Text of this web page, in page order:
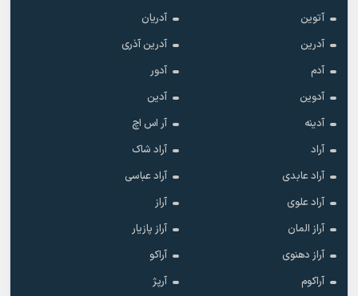
آتوین
آدریان
آدرین
آدرین آذری
آدم
آدور
آدوین
آدین
آدینه
آر اس اچ
آراد
آراد شاک
آراد عابدی
آراد عباسی
آراد علوی
آراز
آراز المان
آراز پازیار
آراز دهنوی
آراکو
آراکوم
آرپژ